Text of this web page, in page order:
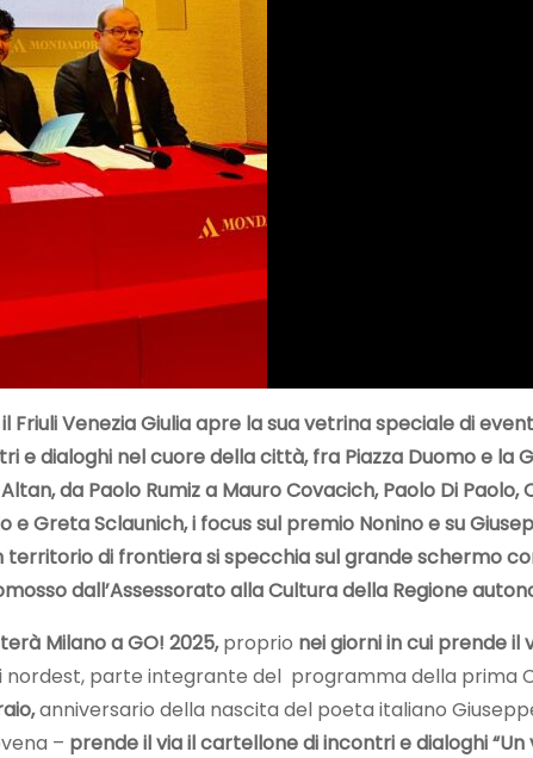
Venezia Giulia apre la sua vetrina speciale di
dialoghi nel cuore della città, fra Piazza Duomo e la
da Paolo Rumiz a Mauro Covacich, Paolo Di Paolo,
e Greta Sclaunich, i focus sul premio Nonino e su
di frontiera si specchia sul grande schermo
dall’Assessorato alla Cultura della Regione
Milano a GO! 2025,proprio nei giorni in cui prende il
nordest, parte integrante del programma della prima
anniversario della nascita del poeta italiano
– prende il via il cartellone di incontri e dialoghi “Un